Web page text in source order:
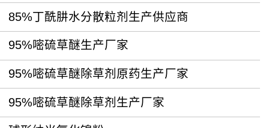
85%丁酰肼水分散粒剂生产供应商
95%嘧硫草醚生产厂家
95%嘧硫草醚除草剂原药生产厂家
95%嘧硫草醚除草剂生产厂家